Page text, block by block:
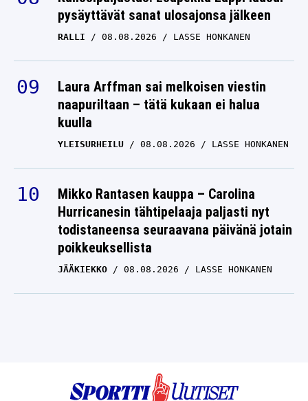
pysäyttävät sanat ulosajonsa jälkeen
RALLI 08.08.2026 LASSE HONKANEN
Laura Arffman sai melkoisen viestin
naapuriltaan – tätä kukaan ei halua
kuulla
YLEISURHEILU 08.08.2026 LASSE HONKANEN
Mikko Rantasen kauppa – Carolina
Hurricanesin tähtipelaaja paljasti nyt
todistaneensa seuraavana päivänä jotain
poikkeuksellista
JÄÄKIEKKO 08.08.2026 LASSE HONKANEN